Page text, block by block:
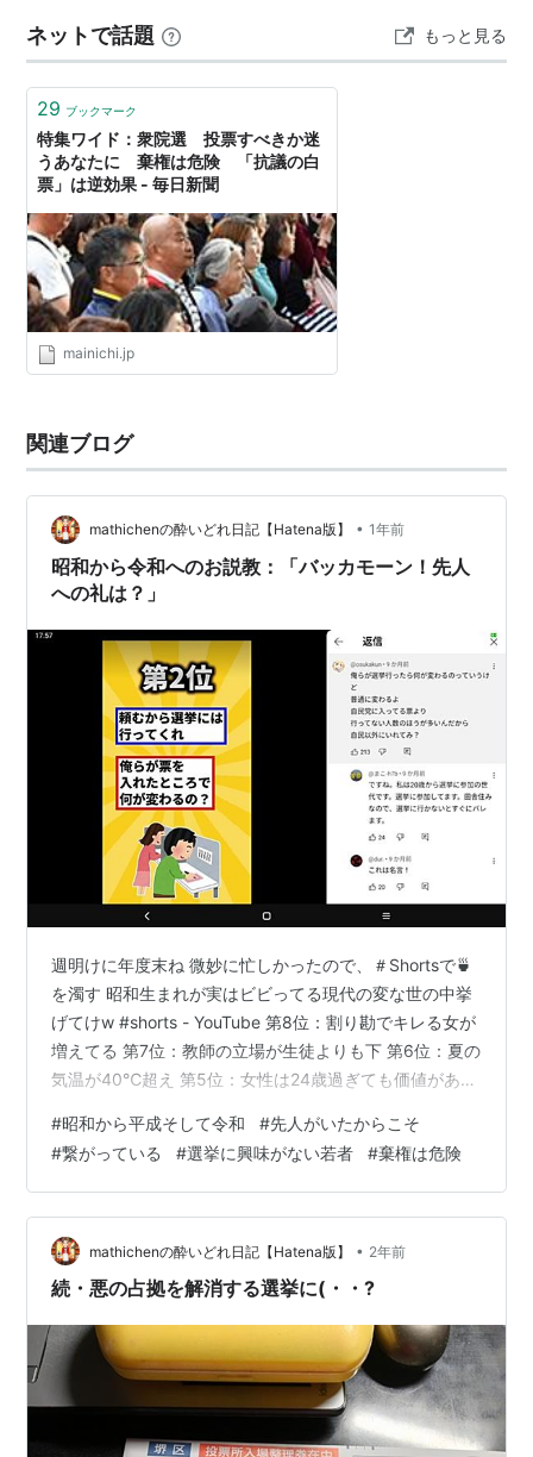
ネットで話題 もっと見る
29 ブックマーク
特集ワイド：衆院選 投票すべきか迷
うあなたに 棄権は危険 「抗議の白
票」は逆効果 - 毎日新聞
mainichi.jp
関連ブログ
mathichenの酔いどれ日記【Hatena版】 • 1年前
昭和から令和へのお説教：「バッカモーン！先人
への礼は？」
週明けに年度末ね 微妙に忙しかったので、＃Shortsで🍵
を濁す 昭和生まれが実はビビってる現代の変な世の中挙
げてけw #shorts - YouTube 第8位：割り勘でキレる女が
増えてる 第7位：教師の立場が生徒よりも下 第6位：夏の
気温が40℃超え 第5位：女性は24歳過ぎても価値がある
第2位：若者が選挙に行かない 第1位：消費税が高い コレ
大体
#昭和から平成そして令和 #先人がいたからこそ
#繋がっている #選挙に興味がない若者 #棄権は危険
mathichenの酔いどれ日記【Hatena版】 • 2年前
続・悪の占拠を解消する選挙に(・・?